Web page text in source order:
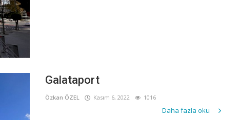
Galataport
Özkan ÖZEL Kasım 6, 2022 1016
Daha fazla oku